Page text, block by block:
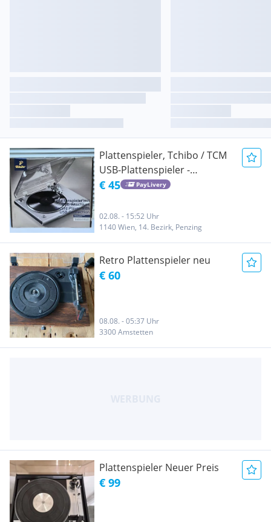
Plattenspieler, Tchibo / TCM
USB-Plattenspieler -
Unbenutzt & Neu in OVP
€ 45 PayLivery
02.08. - 15:52 Uhr
1140 Wien, 14. Bezirk, Penzing
Retro Plattenspieler neu
€ 60
08.08. - 05:37 Uhr
3300 Amstetten
Plattenspieler Neuer Preis
€ 99